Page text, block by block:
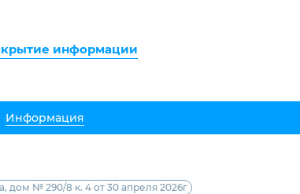
информации
Информация
дом № 290/8 к. 4 от 30 апреля 2026г